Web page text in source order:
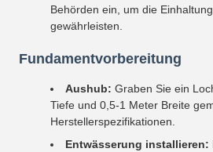
Behörden ein, um die
gewährleisten.
Fundamentvorbereitung
Aushub: Graben Sie ein
Tiefe und 0,5-1 Meter Breite
Herstellerspezifikationen.
Entwässerung installieren: